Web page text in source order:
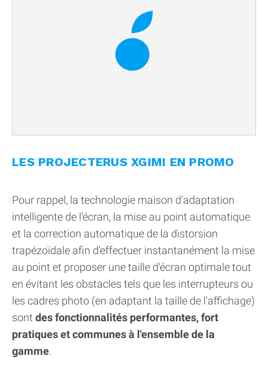
LES PROJECTERUS XGIMI EN PROMO
Pour rappel, la technologie maison d'adaptation
intelligente de l'écran, la mise au point automatique
et la correction automatique de la distorsion
trapézoïdale afin d'effectuer instantanément la mise
au point et proposer une taille d'écran optimale tout
en évitant les obstacles tels que les interrupteurs ou
les cadres photo (en adaptant la taille de l'affichage)
sont des fonctionnalités performantes, fort
pratiques et communes à l'ensemble de la
gamme.